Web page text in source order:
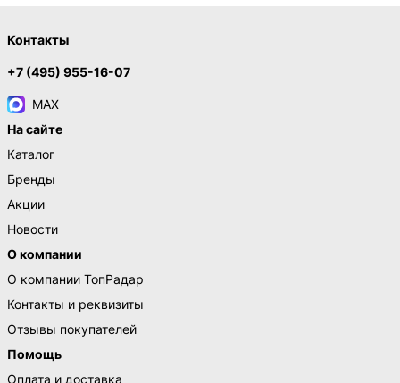
Контакты
+7 (495) 955-16-07
MAX
На сайте
Каталог
Бренды
Акции
Новости
О компании
О компании ТопРадар
Контакты и реквизиты
Отзывы покупателей
Помощь
Оплата и доставка